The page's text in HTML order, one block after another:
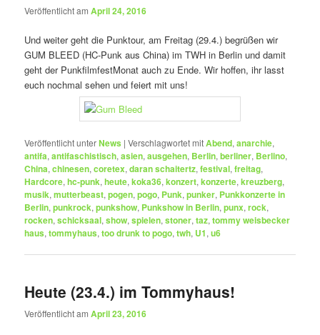
Veröffentlicht amApril 24, 2016
Und weiter geht die Punktour, am Freitag (29.4.) begrüßen wir
GUM BLEED (HC-Punk aus China) im TWH in Berlin und damit
geht der PunkfilmfestMonat auch zu Ende. Wir hoffen, ihr lasst
euch nochmal sehen und feiert mit uns!
Veröffentlicht unterNews |Verschlagwortet mitAbend,anarchie,
antifa,antifaschistisch,asien,ausgehen, Berlin,berliner, Berlino,
China,chinesen,coretex,daran schaitertz,festival,freitag,
Hardcore,hc-punk,heute,koka36,konzert,konzerte,kreuzberg,
musik,mutterbeast,pogen,pogo, Punk,punker, Punkkonzerte in
Berlin,punkrock,punkshow, Punkshow in Berlin,punx,rock,
rocken,schicksaal,show,spielen,stoner,taz,tommy weisbecker
haus,tommyhaus,too drunk to pogo,twh, U1,u6
Heute (23.4.) im Tommyhaus!
Veröffentlicht amApril 23, 2016